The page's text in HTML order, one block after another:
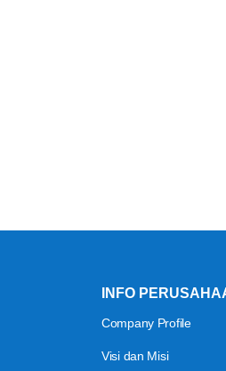
INFO
Company Profile
Visi dan Misi